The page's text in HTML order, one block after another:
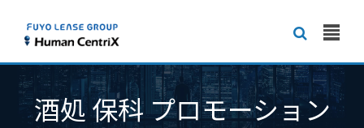
酒処 保科 プロモーション